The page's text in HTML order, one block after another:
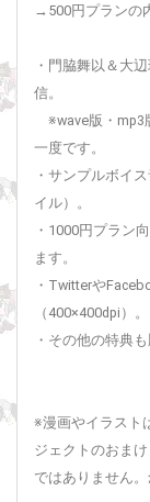
→500円プランの
・門脇舞以＆大
信。
※wave版・mp3
一度です。
・サンプルボイ
イル）。
・1000円プラン
ます。
・Twitterや
（400×400dpi）。
・その他の特典
※漫画やイラスト
ジェクトのおま
ではありません。